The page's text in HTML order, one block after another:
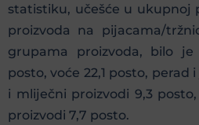
statistiku, učešće u ukupnoj
proizvoda na pijacama/
grupama proizvoda, bilo je
posto, voće 22,1 posto, perad
i mliječni proizvodi 9,3
proizvodi 7,7 posto.